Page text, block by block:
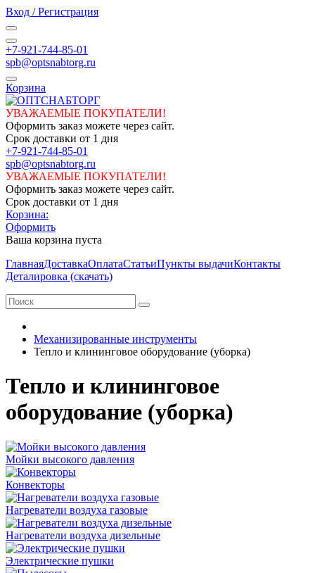
Вход / Регистрация
+7-921-744-85-01
spb@optsnabtorg.ru
Корзина
УВАЖАЕМЫЕ ПОКУПАТЕЛИ!
Оформить заказ можете через сайт.
Срок доставки от 1 дня
+7-921-744-85-01
spb@optsnabtorg.ru
УВАЖАЕМЫЕ ПОКУПАТЕЛИ!
Оформить заказ можете через сайт.
Срок доставки от 1 дня
Корзина:
Оформить
Ваша корзина пуста
ГлавнаяДоставкаОплатаСтатьиПункты выдачиКонтакты
Деталировка (скачать)
Механизированные инструменты
Тепло и клининговое оборудование (уборка)
Тепло и клининговое
оборудование (уборка)
Мойки высокого давления
Конвекторы
Нагреватели воздуха газовые
Нагреватели воздуха дизельные
Электрические пушки